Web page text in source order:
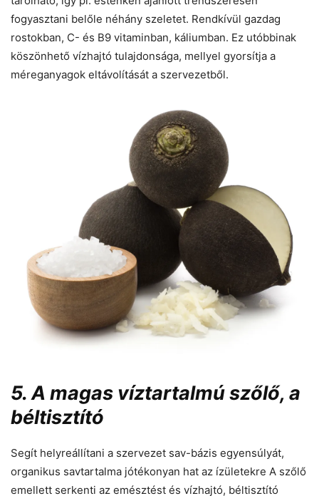
fogyasztani belőle néhány szeletet. Rendkívül gazdag
rostokban, C- és B9 vitaminban, káliumban. Ez utóbbinak
köszönhető vízhajtó tulajdonsága, mellyel gyorsítja a
méreganyagok eltávolítását a szervezetből.
5. A magas víztartalmú szőlő, a
béltisztító
Segít helyreállítani a szervezet sav-bázis egyensúlyát,
organikus savtartalma jótékonyan hat az ízületekre A szőlő
emellett serkenti az emésztést és vízhajtó, béltisztító